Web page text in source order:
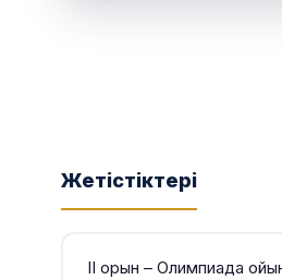
Жетістіктері
ІІ орын – Олимпиада